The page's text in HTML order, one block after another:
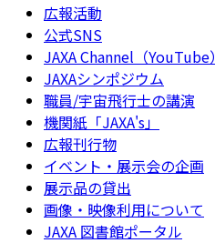
広報活動
公式SNS
JAXA Channel（YouTube）
JAXAシンポジウム
職員/宇宙飛行士の講演
機関紙「JAXA's」
広報刊行物
イベント・展示会の企画
展示品の貸出
画像・映像利用について
JAXA 図書館ポータル